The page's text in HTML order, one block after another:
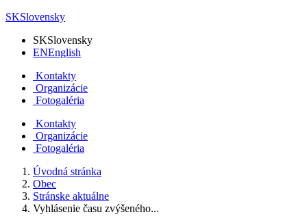
SKSlovensky
SKSlovensky
ENEnglish
Kontakty
Organizácie
Fotogaléria
Kontakty
Organizácie
Fotogaléria
Úvodná stránka
Obec
Stránske aktuálne
Vyhlásenie času zvýšeného...